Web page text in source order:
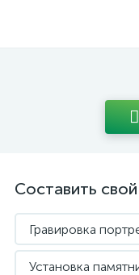
Составить
Гравировка
Установка